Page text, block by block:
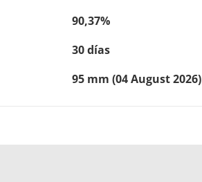
90,37%
30 días
95 mm (04 August 2026)